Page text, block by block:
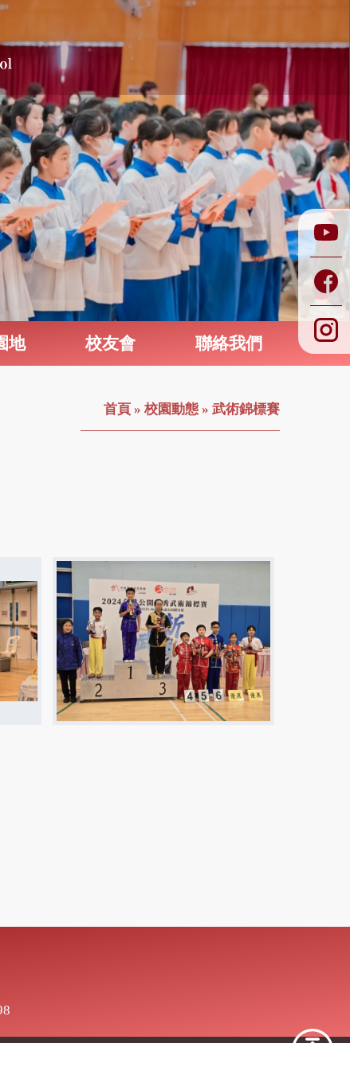
地 校友會 聯絡我們
首頁 » 校園動態» 武術錦標賽